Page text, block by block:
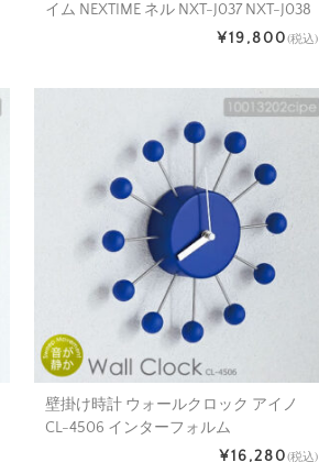
イム NEXTIME ネル NXT-J037 NXT-J038
¥19,800(税込)
壁掛け時計 ウォールクロック アイノ
CL-4506 インターフォルム
¥16,280(税込)